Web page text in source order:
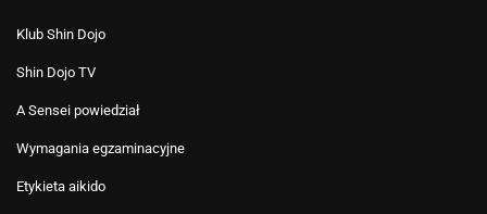
Klub Shin Dojo
Shin Dojo TV
A Sensei powiedział
Wymagania egzaminacyjne
Etykieta aikido